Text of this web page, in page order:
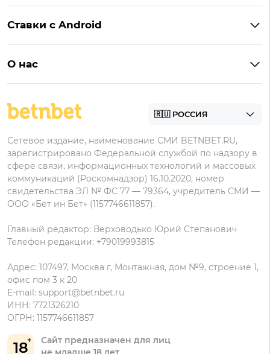
Пари
Леон
Zenit
Бонусы Леон
БК для ставок с мобильного
Ставки с Android
Фонбет на Андроид
Олимп на Андроид
О нас
Пользовательское соглашение
данных
18
Сайт предназначен для лиц
Сетевое издание, наименование СМИ BETNBET.RU,
зарегистрировано Федеральной службой по надзору в
сфере связи, информационных технологий и массовых
коммуникаций (Роскомнадзор) 16.10.2020, номер
свидетельства ЭЛ № ФС 77 — 79364, учредитель СМИ —
ООО «Бет ин Бет» (1157746611857).
Главный редактор: Верховодько Юрий Степанович
Телефон редакции: +79019993815
Адрес: 107497, Москва г, Монтажная, дом №9, строение 1,
офис пом 3 к 20
E-mail: support@betnbet.ru
ИНН: 7721326210
ОГРН: 1157746611857